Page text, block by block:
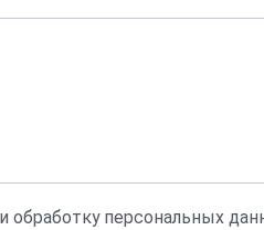
обработку персональных